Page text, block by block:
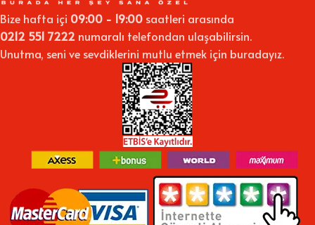
Bize hafta içi 09:00 - 19:00 saatleri arasında
0212 551 7222 numaralı telefondan ulaşabilirsin.
Unutma, seni ve sevdiklerini mutlu etmek için buradayız.